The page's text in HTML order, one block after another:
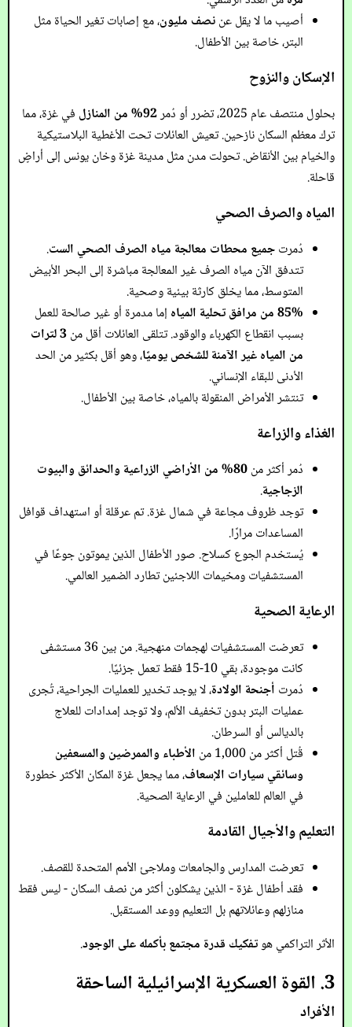
أصيب ما لا يقل عننصف مليون، مع إصابات تغير الحياة مثل
البتر، خاصة بين الأطفال.
الإسكان والنزوح
بحلول منتصف عام 2025، تضرر أو دُمر 92% من المنازل
في غزة، مما
ترك معظم السكان نازحين. تعيش العائلات تحت الأغطية البلاستيكية
والخيام بين الأنقاض. تحولت مدن مثل مدينة غزة وخان يونس إلى أراضٍ
قاحلة.
المياه والصرف الصحي
دُمرتجميع محطات معالجة مياه الصرف الصحي الست.
تتدفق الآن مياه الصرف غير المعالجة مباشرة إلى البحر الأبيض
المتوسط، مما يخلق كارثة بيئية وصحية.
85% من مرافق تحلية المياه
إما مدمرة أو غير صالحة للعمل
بسبب انقطاع الكهرباء والوقود. تتلقى العائلات أقل من 3 لترات
من المياه غير الآمنة للشخص يوميًا، وهو أقل بكثير من الحد
الأدنى للبقاء الإنساني.
تنتشر الأمراض المنقولة بالمياه، خاصة بين الأطفال.
الغذاء والزراعة
دُمر أكثر من
80% من الأراضي الزراعية والحدائق والبيوت
الزجاجية.
توجد ظروف مجاعة في شمال غزة. تم عرقلة أو استهداف قوافل
المساعدات مرارًا.
يُستخدم الجوع كسلاح. صور الأطفال الذين يموتون جوعًا في
المستشفيات ومخيمات اللاجئين تطارد الضمير العالمي.
الرعاية الصحية
تعرضت المستشفيات لهجمات منهجية. من بين 36 مستشفى
كانت موجودة، بقي 10-15 فقط تعمل جزئيًا.
دُمرت أجنحة الولادة، لا يوجد تخدير للعمليات الجراحية، تُجرى
عمليات البتر بدون تخفيف الألم، ولا توجد إمدادات للعلاج
بالديالس أو السرطان.
قُتل أكثر من 1,000 من
الأطباء والممرضين والمسعفين
وسائقي سيارات الإسعاف، مما يجعل غزة المكان الأكثر خطورة
في العالم للعاملين في الرعاية الصحية.
التعليم والأجيال القادمة
تعرضت المدارس والجامعات وملاجئ الأمم المتحدة للقصف.
فقد أطفال غزة - الذين يشكلون أكثر من نصف السكان - ليس فقط
منازلهم وعائلاتهم بل التعليم ووعد المستقبل.
الأثر التراكمي هوتفكيك قدرة مجتمع بأكمله على الوجود.
3. القوة العسكرية الإسرائيلية الساحقة
الأفراد